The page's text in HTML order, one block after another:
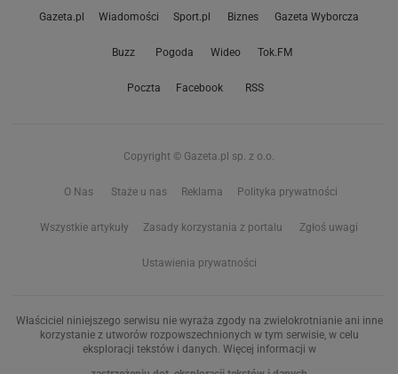
Gazeta.pl Wiadomości Sport.pl Biznes Gazeta Wyborcza
Buzz Pogoda Wideo Tok.FM
Poczta Facebook RSS
Copyright © Gazeta.pl sp. z o.o.
O Nas Staże u nas Reklama Polityka prywatności
Wszystkie artykuły Zasady korzystania z portalu Zgłoś uwagi
Ustawienia prywatności
Właściciel niniejszego serwisu nie wyraża zgody na zwielokrotnianie ani inne
korzystanie z utworów rozpowszechnionych w tym serwisie, w celu
eksploracji tekstów i danych. Więcej informacji w